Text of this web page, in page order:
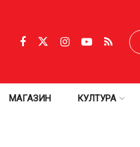
МАГАЗИН КУЛТУРА